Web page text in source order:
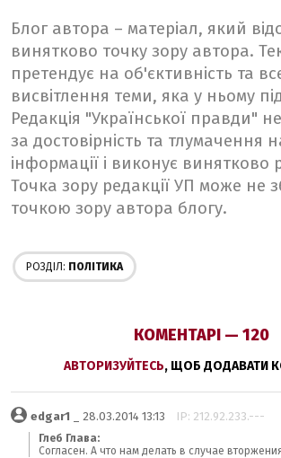
Блог автора – матеріал, який
винятково точку зору автора.
претендує на об'єктивність та
висвітлення теми, яка у ньому
Редакція "Української правди"
за достовірність та тлумачення
інформації і виконує винятково
Точка зору редакції УП може не
точкою зору автора блогу.
РОЗДІЛ: ПОЛІТИКА
КОМЕНТАРІ — 120
АВТОРИЗУЙТЕСЬ, ЩОБ ДОДАВАТИ
edgar1 _ 28.03.2014 13:13 IP: 212.92.233.---
Глеб Глава:
Согласен. А что нам делать в случае